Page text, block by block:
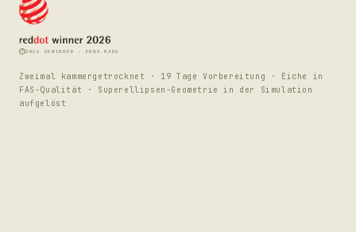
I 2026 GEWINNER · ENWA MARU
Zweimal kammergetrocknet · 19 Tage Vorbereitung · Eiche in
FAS-Qualität · Superellipsen-Geometrie in der Simulation
aufgelöst